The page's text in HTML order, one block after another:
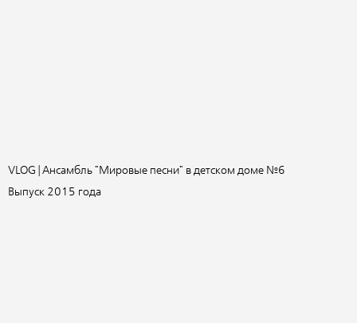
VLOG | Ансамбль "Мировые песни" в детском доме №6
Выпуск 2015 года